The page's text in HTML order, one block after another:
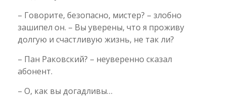
– Говорите, безопасно, мистер? – злобно
зашипел он. – Вы уверены, что я проживу
долгую и счастливую жизнь, не так ли?
– Пан Раковский? – неуверенно сказал
абонент.
– О, как вы догадливы…